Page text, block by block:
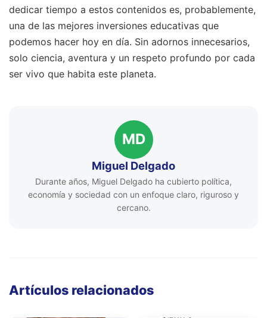
dedicar tiempo a estos contenidos es, probablemente,
una de las mejores inversiones educativas que
podemos hacer hoy en día. Sin adornos innecesarios,
solo ciencia, aventura y un respeto profundo por cada
ser vivo que habita este planeta.
MD
Miguel Delgado
Durante años, Miguel Delgado ha cubierto política,
economía y sociedad con un enfoque claro, riguroso y
cercano.
Artículos relacionados